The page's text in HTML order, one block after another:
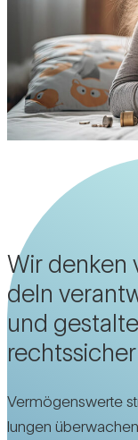
Wir denken
deln
und
rechts­si­cher
Ver­mö­gens­werte
lungen